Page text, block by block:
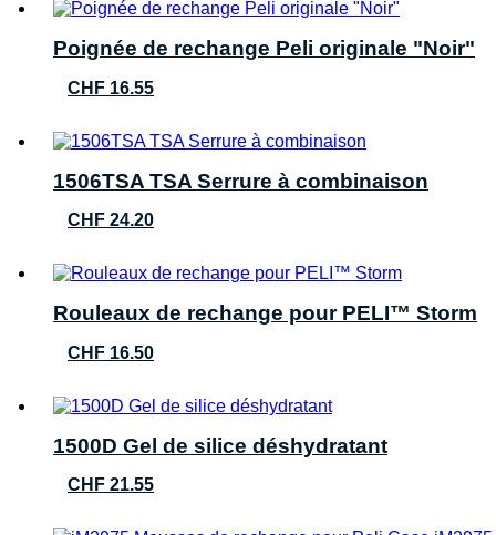
Poignée de rechange Peli originale "Noir"
CHF 16.55
1506TSA TSA Serrure à combinaison
CHF 24.20
Rouleaux de rechange pour PELI™ Storm
CHF 16.50
1500D Gel de silice déshydratant
CHF 21.55